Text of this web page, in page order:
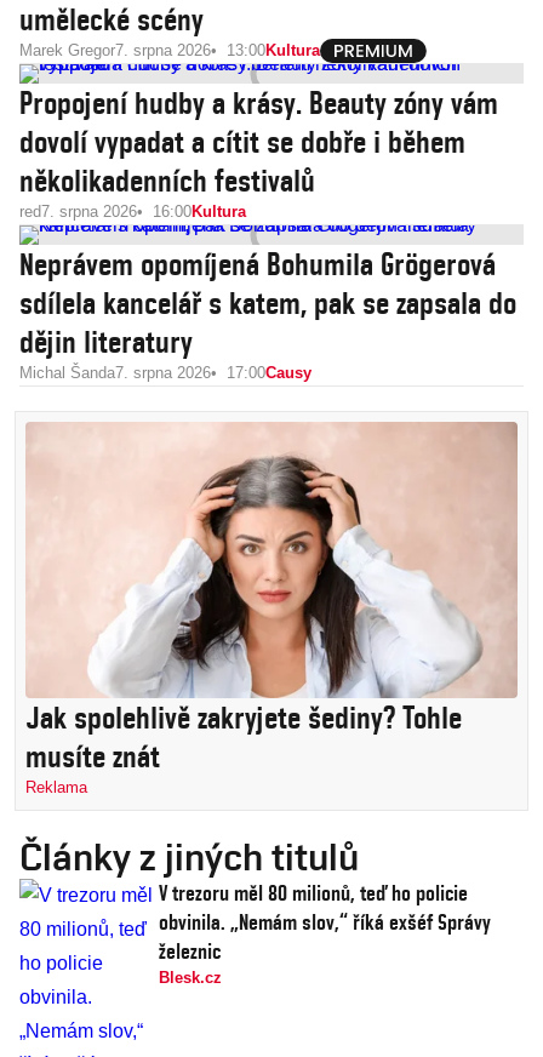
umělecké scény
Marek Gregor7. srpna 2026 13:00Kultura
Propojení hudby a krásy. Beauty zóny vám
dovolí vypadat a cítit se dobře i během
několikadenních festivalů
red7. srpna 2026 16:00Kultura
Neprávem opomíjená Bohumila Grögerová
sdílela kancelář s katem, pak se zapsala do
dějin literatury
Michal Šanda7. srpna 2026 17:00Causy
Jak spolehlivě zakryjete šediny? Tohle
musíte znát
Reklama
Články z jiných titulů
V trezoru měl 80 milionů, teď ho policie
obvinila. „Nemám slov,“ říká exšéf Správy
železnic
Blesk.cz